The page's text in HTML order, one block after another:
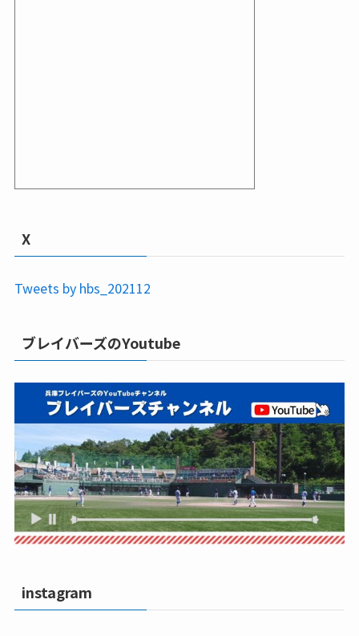
X
Tweets by hbs_202112
ブレイバーズのYoutube
instagram